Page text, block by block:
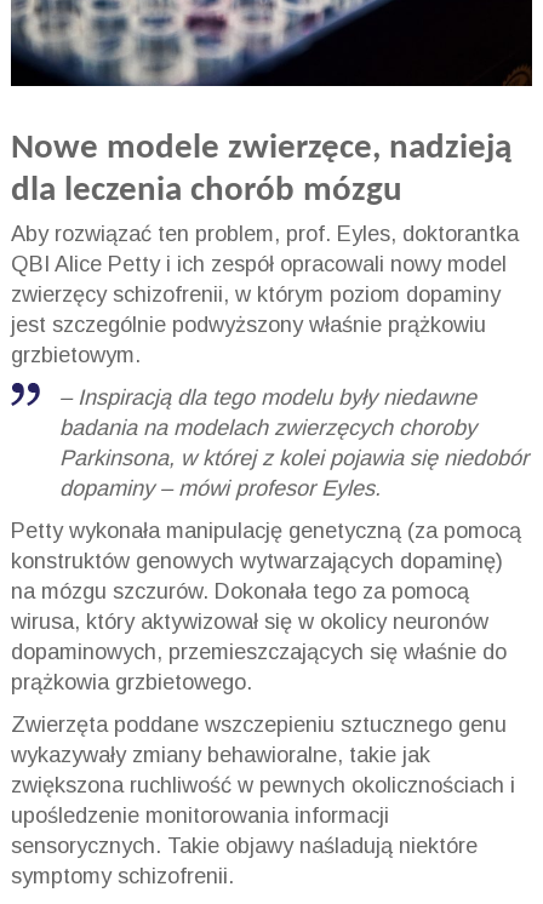
Nowe modele zwierzęce, nadzieją
dla leczenia chorób mózgu
Aby rozwiązać ten problem, prof. Eyles, doktorantka
QBI Alice Petty i ich zespół opracowali nowy model
zwierzęcy schizofrenii, w którym poziom dopaminy
jest szczególnie podwyższony właśnie prążkowiu
grzbietowym.
– Inspiracją dla tego modelu były niedawne
badania na modelach zwierzęcych choroby
Parkinsona, w której z kolei pojawia się niedobór
dopaminy – mówi profesor Eyles.
Petty wykonała manipulację genetyczną (za pomocą
konstruktów genowych wytwarzających dopaminę)
na mózgu szczurów. Dokonała tego za pomocą
wirusa, który aktywizował się w okolicy neuronów
dopaminowych, przemieszczających się właśnie do
prążkowia grzbietowego.
Zwierzęta poddane wszczepieniu sztucznego genu
wykazywały zmiany behawioralne, takie jak
zwiększona ruchliwość w pewnych okolicznościach i
upośledzenie monitorowania informacji
sensorycznych. Takie objawy naśladują niektóre
symptomy schizofrenii.